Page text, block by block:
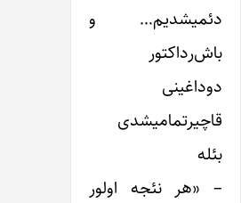
دئمیشدیم… و
باش‌رداکتور
دوداغینی
قاچیرتمامیشدی
بئله
– «هر نئجه اولور